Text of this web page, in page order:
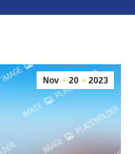
Nov 20 2023